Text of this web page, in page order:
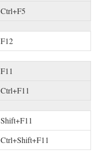
Ctrl+F5
F12
F11
Ctrl+F11
Shift+F11
Ctrl+Shift+F11